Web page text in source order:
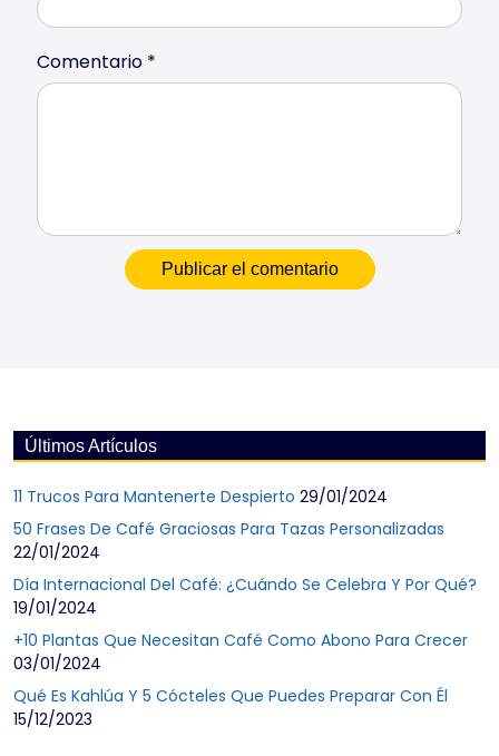
Comentario *
Últimos Artículos
11 Trucos Para Mantenerte Despierto 29/01/2024
50 Frases De Café Graciosas Para Tazas Personalizadas
22/01/2024
Día Internacional Del Café: ¿Cuándo Se Celebra Y Por Qué?
19/01/2024
+10 Plantas Que Necesitan Café Como Abono Para Crecer
03/01/2024
Qué Es Kahlúa Y 5 Cócteles Que Puedes Preparar Con Él
15/12/2023